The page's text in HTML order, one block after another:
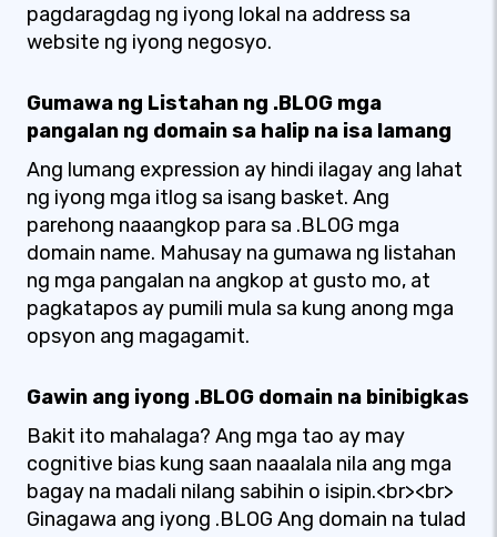
pagdaragdag ng iyong lokal na address sa
website ng iyong negosyo.
Gumawa ng Listahan ng .BLOG mga
pangalan ng domain sa halip na isa lamang
Ang lumang expression ay hindi ilagay ang lahat
ng iyong mga itlog sa isang basket. Ang
parehong naaangkop para sa .BLOG mga
domain name. Mahusay na gumawa ng listahan
ng mga pangalan na angkop at gusto mo, at
pagkatapos ay pumili mula sa kung anong mga
opsyon ang magagamit.
Gawin ang iyong .BLOG domain na binibigkas
Bakit ito mahalaga? Ang mga tao ay may
cognitive bias kung saan naaalala nila ang mga
bagay na madali nilang sabihin o isipin.<br><br>
Ginagawa ang iyong .BLOG Ang domain na tulad